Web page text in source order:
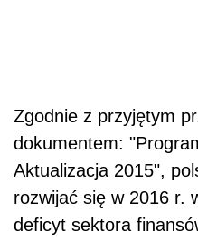
Zgodnie z przyjętym
dokumentem:
Aktualizacja 2015",
rozwijać się w 2016 r.
deficyt sektora